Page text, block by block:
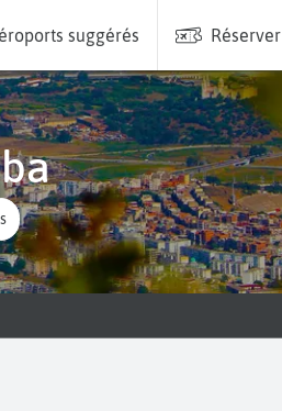
suggérés Réserver